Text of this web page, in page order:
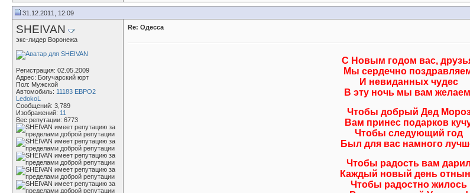
31.12.2011, 12:09
SHEIVAN
экс-лидер Воронежа
Регистрация: 02.05.2009
Адрес: Богучарский юрт
Пол: Мужской
Автомобиль: 11183 ЕВРО2
LedokoL
Сообщений: 3,789
Изображений: 11
Вес репутации: 6773
Re: Одесса
С Новым годом вас,
Мы сердечно
И невиданных чудес
В эту ночь мы вам
Чтобы добрый Дед
Вам принес подарков
Чтобы следующий год
Был для вас намного
Чтобы радость вам дарил
Каждый новый день
Чтобы радостно жилось